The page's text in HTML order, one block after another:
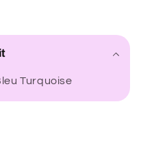
Turquoise